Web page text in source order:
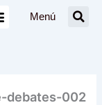
Menú
debates-002